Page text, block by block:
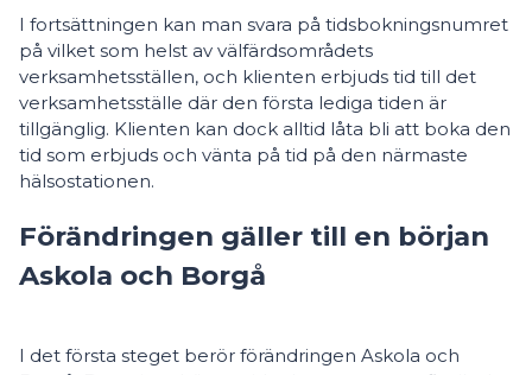
I fortsättningen kan man svara på tidsbokningsnumret
på vilket som helst av välfärdsområdets
verksamhetsställen, och klienten erbjuds tid till det
verksamhetsställe där den första lediga tiden är
tillgänglig. Klienten kan dock alltid låta bli att boka den
tid som erbjuds och vänta på tid på den närmaste
hälsostationen.
Förändringen gäller till en början
Askola och Borgå
I det första steget berör förändringen Askola och